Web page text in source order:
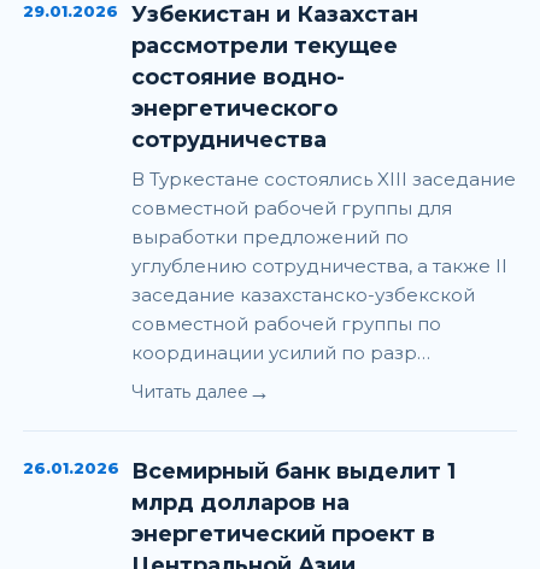
29.01.2026
Узбекистан и Казахстан
рассмотрели текущее
состояние водно-
энергетического
сотрудничества
В Туркестане состоялись XIII заседание
совместной рабочей группы для
выработки предложений по
углублению сотрудничества, а также II
заседание казахстанско-узбекской
совместной рабочей группы по
координации усилий по разр…
Читать далее →
26.01.2026
Всемирный банк выделит 1
млрд долларов на
энергетический проект в